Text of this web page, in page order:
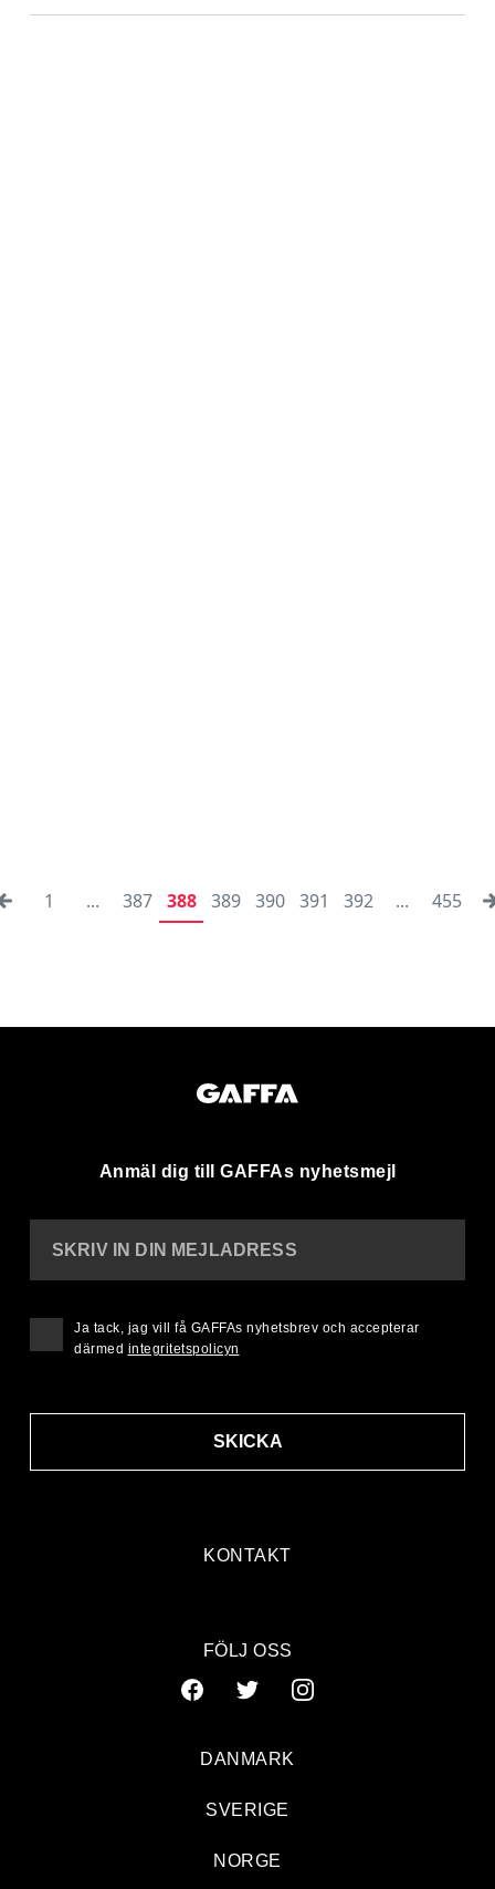
1 ... 387 388 389 390 391 392 ... 455
Anmäl dig till GAFFAs nyhetsmejl
KONTAKT
SKRIV IN DIN MEJLADRESS
SKICKA
Ja tack, jag vill få GAFFAs nyhetsbrev och accepterar
därmed integritetspolicyn
FÖLJ OSS
DANMARK
SVERIGE
NORGE